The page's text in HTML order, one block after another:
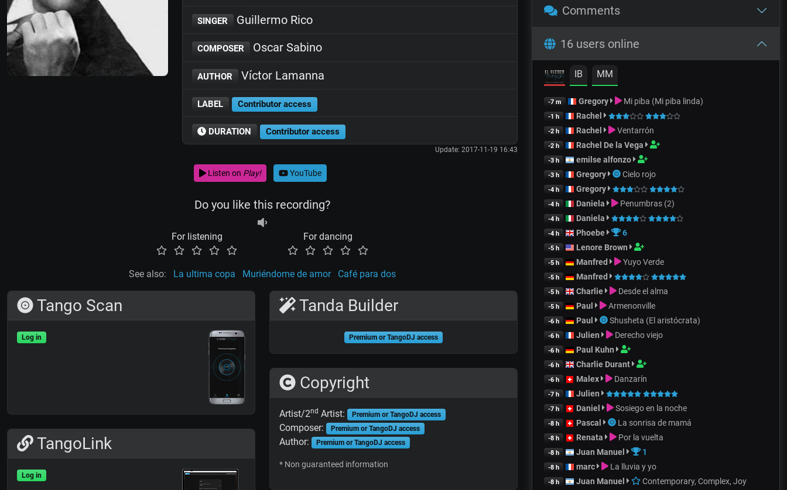
SINGER Guillermo Rico
COMPOSER Oscar Sabino
AUTHOR Víctor Lamanna
LABEL Contributor access
DURATION Contributor access
Update: 2017-11-19 16:43
Listen on Play! YouTube
Do you like this recording?
For listening For dancing
See also: La ultima copa Muriéndome de amor Café para dos
Tango Scan
Log in
TangoLink
Log in
Tanda Builder
Premium or TangoDJ access
Copyright
Artist/2nd Artist: Premium or TangoDJ access
Composer: Premium or TangoDJ access
Author: Premium or TangoDJ access
* Non guaranteed information
Comments
16 users online
IB MM
-7 m Gregory Mi piba (Mi piba linda)
-1 h Rachel
-2 h Rachel Ventarrón
-2 h Rachel De la Vega
-3 h emilse alfonzo
-3 h Gregory Cielo rojo
-4 h Gregory
-4 h Daniela Penumbras (2)
-4 h Daniela
-4 h Phoebe 6
-5 h Lenore Brown
-5 h Manfred Yuyo Verde
-5 h Manfred
-5 h Charlie Desde el alma
-5 h Paul Armenonville
-6 h Paul Shusheta (El aristócrata)
-6 h Julien Derecho viejo
-6 h Paul Kuhn
-6 h Charlie Durant
-6 h Malex Danzarín
-7 h Julien
-7 h Daniel Sosiego en la noche
-8 h Pascal La sonrisa de mamá
-8 h Renata Por la vuelta
-8 h Juan Manuel 1
-8 h marc La lluvia y yo
-8 h Juan Manuel Contemporary, Complex, Joy